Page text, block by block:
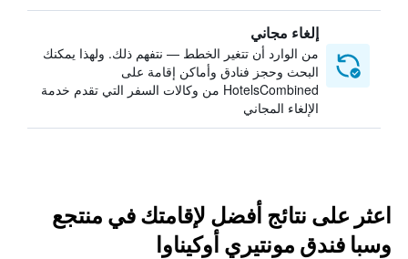
إلغاء مجاني
من الوارد أن تتغير الخطط — نتفهم ذلك. ولهذا يمكنك
البحث وحجز فنادق وأماكن إقامة على
HotelsCombined من وكالات السفر التي تقدم خدمة
الإلغاء المجاني
اعثر على نتائج أفضل لإقامتك في منتجع
وسبا فندق مونتيري أوكيناوا